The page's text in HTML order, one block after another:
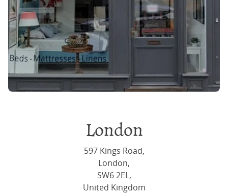
London
597 Kings Road,
London,
SW6 2EL,
United Kingdom